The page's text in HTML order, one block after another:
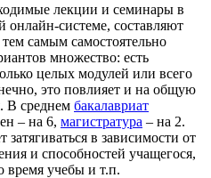
лекции и семинары в
онлайн-системе, составляют
самым самостоятельно
множество: есть
целых модулей или всего
это повлияет и на общую
В среднем бакалавриат
– на 6, магистратура – на 2.
в зависимости от
и способностей учащегося,
время учебы и т.п.